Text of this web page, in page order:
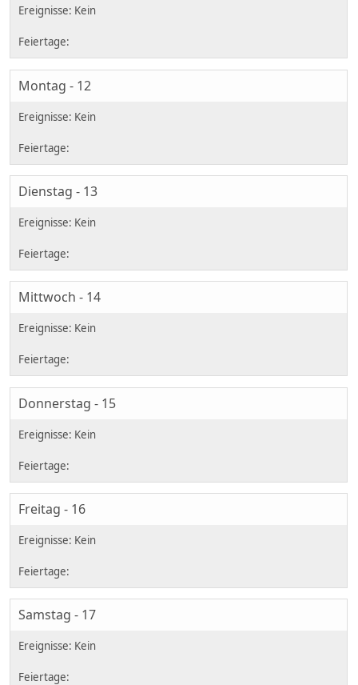
Montag - 12
Dienstag - 13
Mittwoch - 14
Donnerstag - 15
Freitag - 16
Samstag - 17